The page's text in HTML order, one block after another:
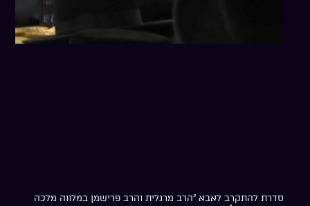
סדרת להתקרב לאבא ”הרב מרגלית והרב פרישמן במלווה מלכה